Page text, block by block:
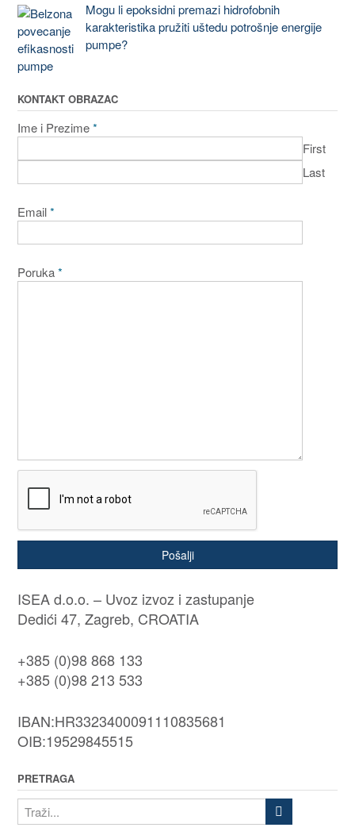
Mogu li epoksidni premazi hidrofobnih
karakteristika pružiti uštedu potrošnje energije
pumpe?
KONTAKT OBRAZAC
Ime i Prezime*
First
Last
Email*
Poruka*
Pošalji
ISEA d.o.o. – Uvoz izvoz i zastupanje
Dedići 47, Zagreb, CROATIA
+385 (0)98 868 133
+385 (0)98 213 533
IBAN:HR3323400091110835681
OIB:19529845515
PRETRAGA